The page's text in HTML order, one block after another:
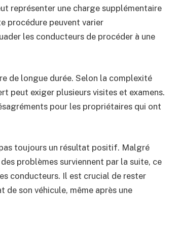
représenter une charge supplémentaire
procédure peuvent varier
les conducteurs de procéder à une
de longue durée. Selon la complexité
peut exiger plusieurs visites et examens.
pour les propriétaires qui ont
toujours un résultat positif. Malgré
problèmes surviennent par la suite, ce
conducteurs. Il est crucial de rester
de son véhicule, même après une